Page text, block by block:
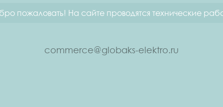
пожаловать! На сайте проводятся технические
commerce@globaks-elektro.ru